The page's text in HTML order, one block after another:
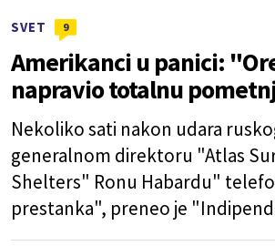
SVET 9
Amerikanci u panici:
napravio totalnu
Nekoliko sati nakon udara
generalnom direktoru "Atlas
Shelters" Ronu Habardu"
prestanka", preneo je